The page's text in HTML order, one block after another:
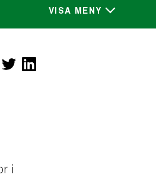
SÖK
VISA MENY
i